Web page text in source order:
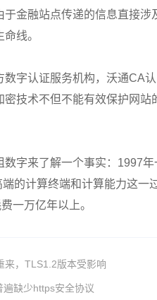
于金融站点传递的信息直接
线。
数字认证服务机构，沃通CA
密技术不但不能有效保护网
数字来了解一个事实：1997
的计算终端和计算能力这一
一万亿年以上。
来，TLS1.2版本受影响
遍缺少https安全协议